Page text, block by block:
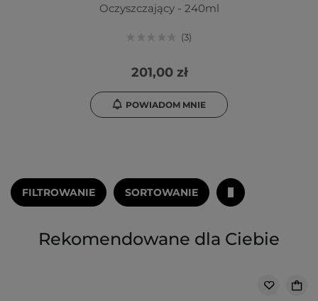
Oczyszczający - 240ml
3
201,00 zł
POWIADOM MNIE
FILTROWANIE SORTOWANIE
Rekomendowane dla Ciebie